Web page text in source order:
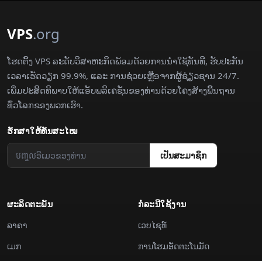
VPS.org
ໂຮດຕິ້ງ VPS ລະດັບວິສາຫະກິດພ້ອມດ້ວຍການນຳໃຊ້ທັນທີ, ຮັບປະກັນ
ເວລາເຮັດວຽກ 99.9%, ແລະ ການຊ່ວຍເຫຼືອຈາກຜູ້ຊ່ຽວຊານ 24/7.
ເພີ່ມປະສິດທິພາບໃຫ້ແອັບພລິເຄຊັນຂອງທ່ານດ້ວຍໂຄງສ້າງພື້ນຖານ
ທົ່ວໂລກຂອງພວກເຮົາ.
ຮັກສາ​ໃຫ້​ທັນ​ສະໄໝ
​ເປັນ​ສະມາຊິກ
ຜະລິດຕະພັນ
ລາຄາ
​ເມກ
ກໍລະນີ​ໃຊ້​ງານ
ເວບໄຊທ໌
ການ​ໂຮມ​ອັດ​ຕະ​ໂນ​ມັດ